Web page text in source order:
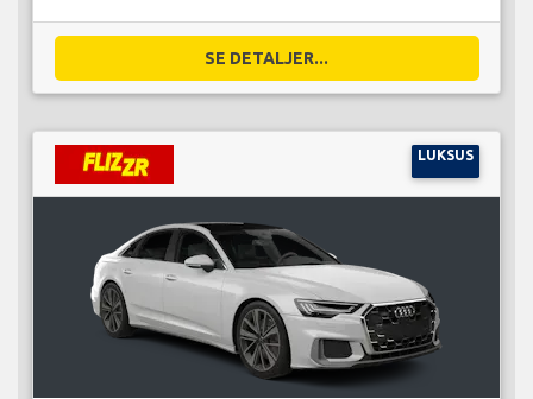
SE DETALJER...
LUKSUS